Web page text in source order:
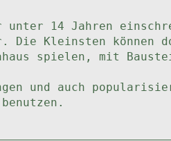
14 Jahren
Die Kleinsten
spielen, mit
und auch